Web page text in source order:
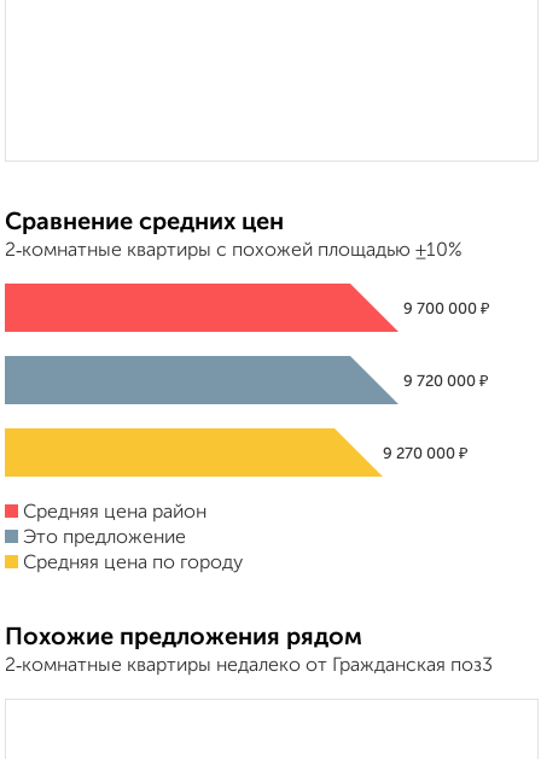
Сравнение средних цен
2‑комнатные квартиры с похожей площадью ±10%
9 700 000 ₽
9 720 000 ₽
9 270 000 ₽
Средняя цена район
Это предложение
Средняя цена по городу
Похожие предложения рядом
2‑комнатные квартиры недалеко от Гражданская поз3